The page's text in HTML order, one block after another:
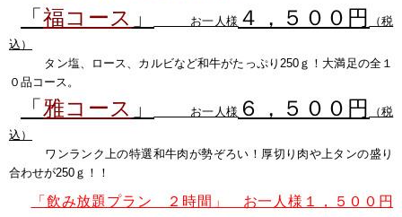
「 福コース 」 お一人様 ４，５００円
（税
込）
タン塩、ロース、カルビなど和牛がたっぷり250ｇ！大満足の全１
０品コース。
「 雅コース 」 お一人様 ６，５００円
（税
込）
ワンランク上の特選和牛肉が勢ぞろい！厚切り肉や上タンの盛り
合わせが250ｇ！！
「 飲み放題プラン ２時間」 お一人様１，５００円